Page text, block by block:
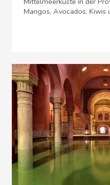
Mangos, Avocados, Kiwis